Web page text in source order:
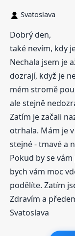
Svatoslava
Dobrý den,
také nevím, kdy
Nechala jsem je
dozrají, když je
mém stromě
ale stejně
Zatím je začali
otrhala. Mám je
stejné - tmavé a
Pokud by se
bych vám moc
podělíte. Zatím
Zdravím a
Svatoslava